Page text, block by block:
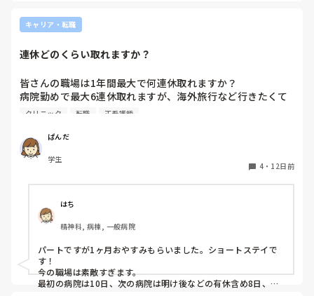
みささみさん自身が、今の対応で問題がありそう、不安があ
る…などあればプリセプターの方と相談してみてください。
キャリア・転職
連休どのくらい取れますか？
皆さんの職場は1年間最大で何連休取れますか？
病院勤めで最大6連休取れますが、海外旅行など行きたくて
もっと長期連休できる職場を探しています。長期休暇が取れ
クリニック 転職 正看護師
ぱんだ
学生
4・ 12日前
はち
精神科, 病棟, 一般病院
パートですが1ヶ月おやすみもらいました。ショートステイで
す！
今の職場は素敵すぎます。
最初の病院は10日、次の病院は明け後などの有休含め8日、次